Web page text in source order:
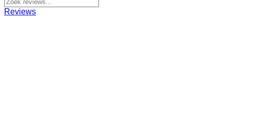
Reviews